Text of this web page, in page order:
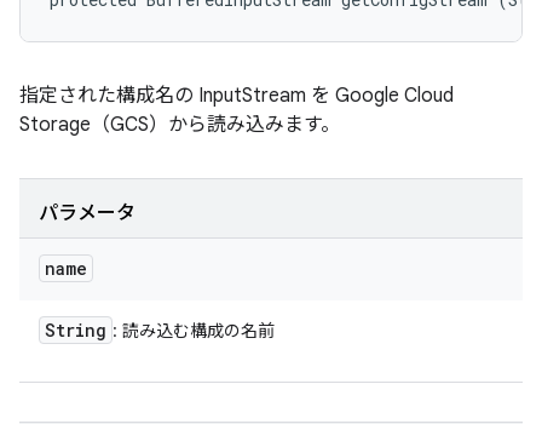
指定された構成名の InputStream を Google Cloud
Storage（GCS）から読み込みます。
パラメータ
name
String : 読み込む構成の名前